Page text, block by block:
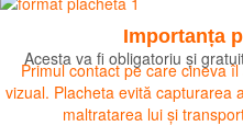
Acesta va fi obligatoriu și
Citeste mai mult
Importanța
Primul contact pe care cineva
vizual. Placheta evită capturarea
maltratarea lui și